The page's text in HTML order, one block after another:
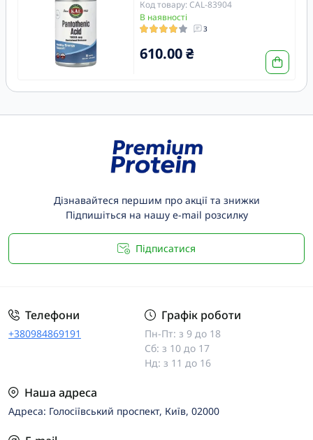
Код товару: CAL-83904
В наявності
3
610.00 ₴
Дізнавайтеся першим про акції та знижки
Підпишіться на нашу e-mail розсилку
Підписатися
Телефони
+380984869191
Графік роботи
Пн-Пт: з 9 до 18
Сб: з 10 до 17
Нд: з 11 до 16
Наша адреса
Адреса: Голосіївський проспект, Київ, 02000